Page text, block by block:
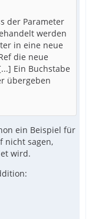
der Parameter
werden
in eine neue
die neue
Ein Buchstabe
übergeben
ein Beispiel für
nicht sagen,
wird.